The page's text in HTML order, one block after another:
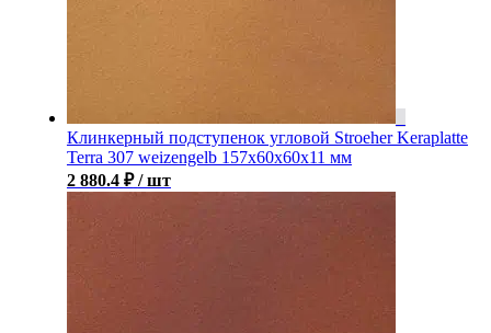
Клинкерный подступенок угловой Stroeher Keraplatte
Terra 307 weizengelb 157х60х60х11 мм
2 880.4 ₽ / шт